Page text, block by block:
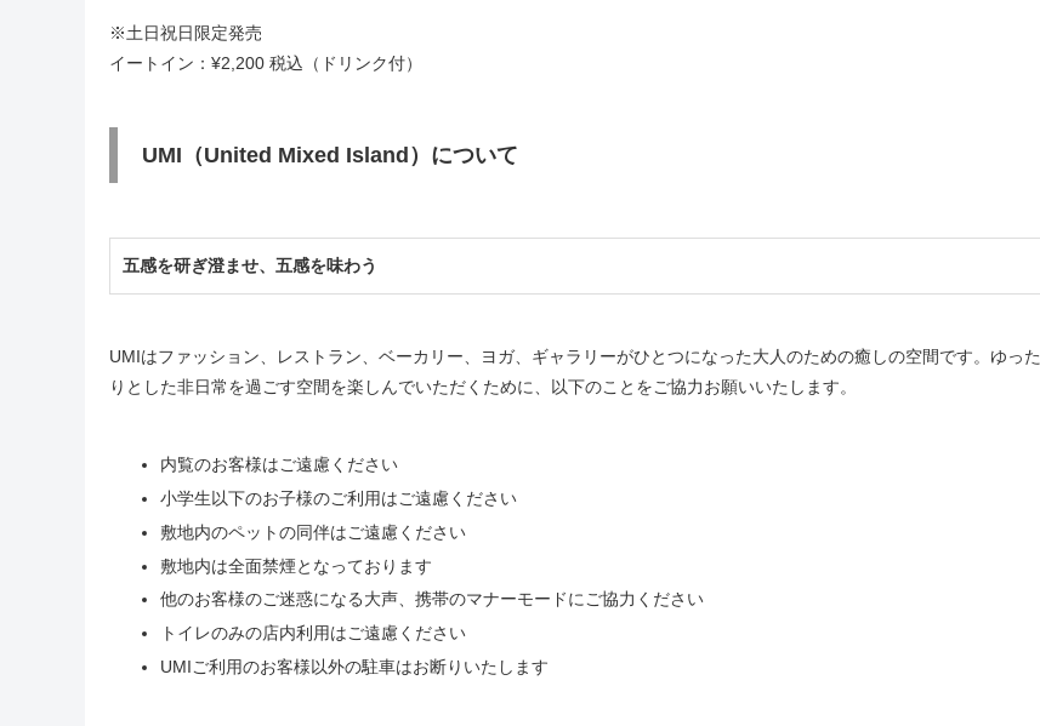
※土日祝日限定発売
イートイン：¥2,200 税込（ドリンク付）
UMI（United Mixed Island）について
五感を研ぎ澄ませ、五感を味わう
UMIはファッション、レストラン、ベーカリー、ヨガ、ギャラリーがひとつになった大人のための癒しの空間です。ゆった
りとした非日常を過ごす空間を楽しんでいただくために、以下のことをご協力お願いいたします。
内覧のお客様はご遠慮ください
小学生以下のお子様のご利用はご遠慮ください
敷地内のペットの同伴はご遠慮ください
敷地内は全面禁煙となっております
他のお客様のご迷惑になる大声、携帯のマナーモードにご協力ください
トイレのみの店内利用はご遠慮ください
UMIご利用のお客様以外の駐車はお断りいたします